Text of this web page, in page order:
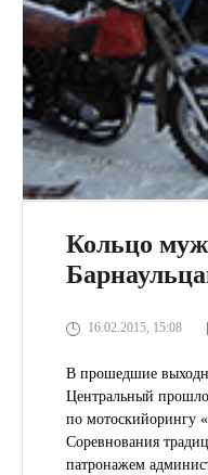
Кольцо
16.02.2015, 15:08
В прошедшие
Центральный
по мотоскийорингу
Соревнования
патронажем